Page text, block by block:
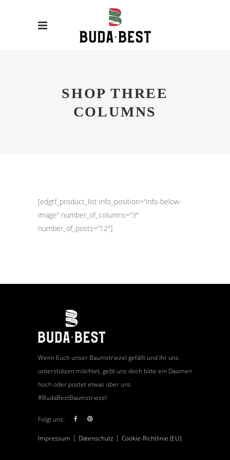
SHOP THREE
COLUMNS
[edgtf_product_list info_position=“info-below-
image“ number_of_columns=“3″
number_of_posts=“12″]
Wenn Euch unser Baumstriezel gefällt und Ihr uns
unterstützen möchtet, gebt uns doch bitte ein Daumen
hoch oder postet etwas über uns
#BudaBestBaumstriezel
Folgt uns:
Impressum | Datenschutz | Cookie-Richtlinie (EU)